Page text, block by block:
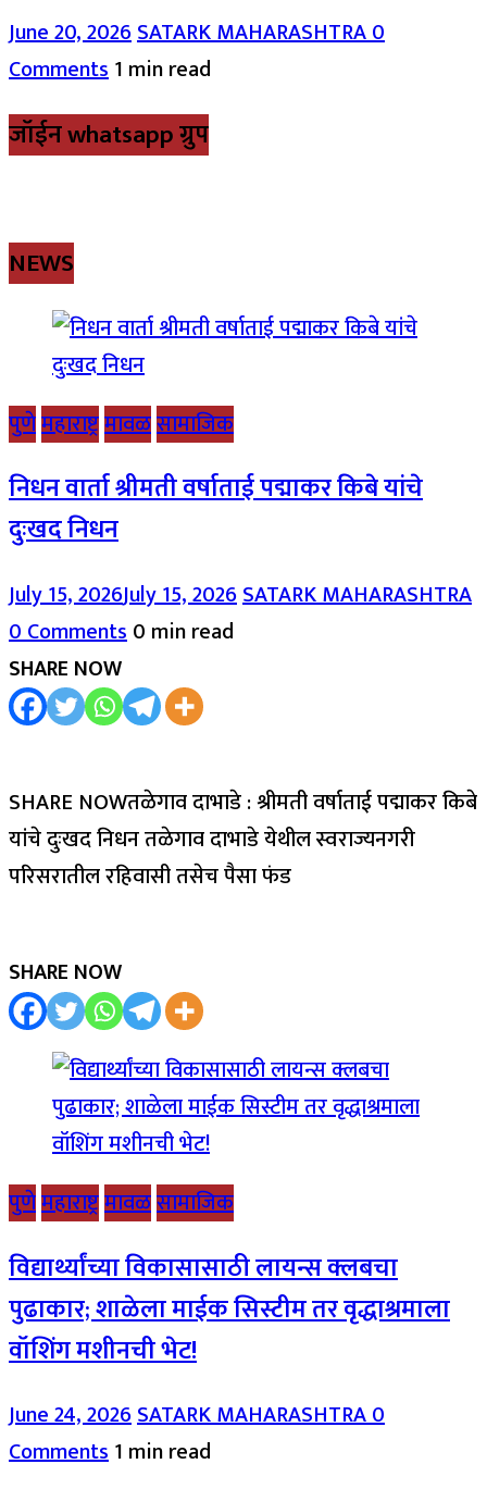
June 20, 2026SATARK MAHARASHTRA0
Comments1 min read
जॉईन whatsapp ग्रुप
NEWS
पुणेमहाराष्ट्रमावळसामाजिक
निधन वार्ता श्रीमती वर्षाताई पद्माकर किबे यांचे
दुःखद निधन
July 15, 2026July 15, 2026SATARK MAHARASHTRA
0 Comments0 min read
SHARE NOW
SHARE NOWतळेगाव दाभाडे : श्रीमती वर्षाताई पद्माकर किबे
यांचे दुःखद निधन तळेगाव दाभाडे येथील स्वराज्यनगरी
परिसरातील रहिवासी तसेच पैसा फंड
SHARE NOW
पुणेमहाराष्ट्रमावळसामाजिक
विद्यार्थ्यांच्या विकासासाठी लायन्स क्लबचा
पुढाकार; शाळेला माईक सिस्टीम तर वृद्धाश्रमाला
वॉशिंग मशीनची भेट!
June 24, 2026SATARK MAHARASHTRA0
Comments1 min read